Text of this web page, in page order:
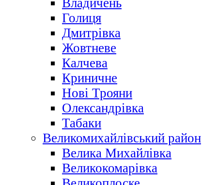
Владичень
Голиця
Дмитрівка
Жовтневе
Калчева
Криничне
Нові Трояни
Олександрівка
Табаки
Великомихайлівський район
Велика Михайлівка
Великокомарівка